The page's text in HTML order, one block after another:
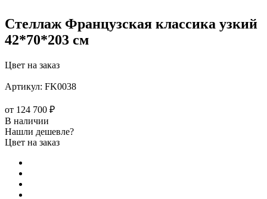
Стеллаж Французская классика узкий
42*70*203 см
Цвет на заказ
Артикул: FK0038
от 124 700 ₽
В наличии
Нашли дешевле?
Цвет на заказ